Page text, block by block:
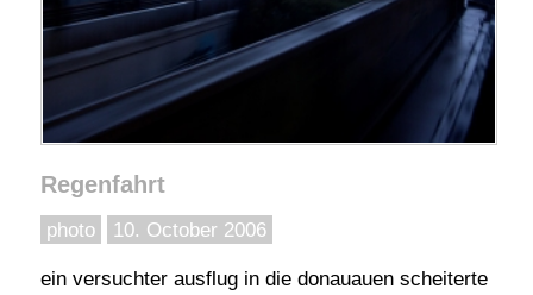
Regenfahrt
photo 10. October 2006
ein versuchter ausflug in die donauauen scheiterte